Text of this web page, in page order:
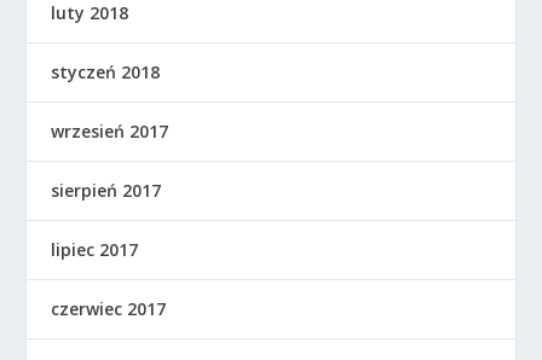
luty 2018
styczeń 2018
wrzesień 2017
sierpień 2017
lipiec 2017
czerwiec 2017